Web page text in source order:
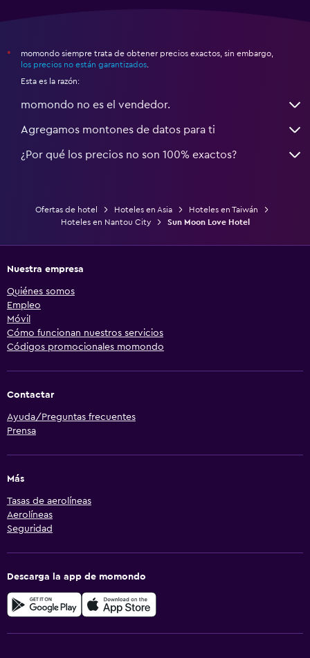
*
momondo siempre trata de obtener precios exactos, sin embargo,
los precios no están garantizados
Esta es la razón:
momondo no es el vendedor.
Agregamos montones de datos para ti
¿Por qué los precios no son 100% exactos?
Ofertas de hotel Hoteles en Asia
Hoteles en Taiwán
Hoteles en Nantou City
Sun Moon Love Hotel
Nuestra empresa
Quiénes somos
Empleo
Móvil
Cómo funcionan nuestros servicios
Códigos promocionales momondo
Contactar
Ayuda/Preguntas frecuentes
Prensa
Más
Tasas de aerolíneas
Aerolíneas
Seguridad
Descarga la app de momondo